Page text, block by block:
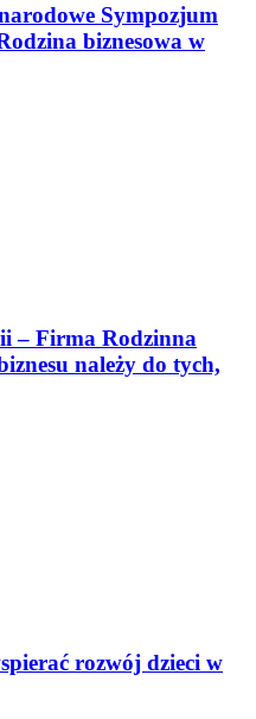
Sympozjum
biznesowa w
– Firma Rodzinna
należy do tych,
rozwój dzieci w